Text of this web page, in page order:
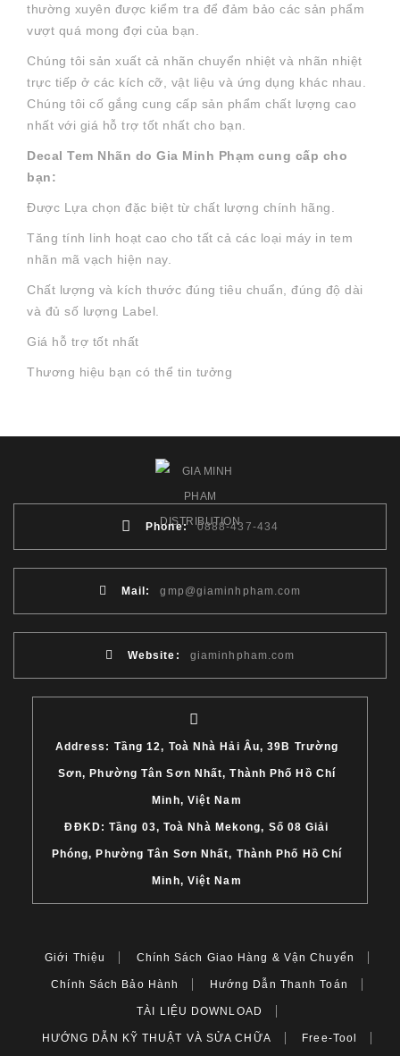
thường xuyên được kiểm tra để đảm bảo các sản phẩm
vượt quá mong đợi của bạn.
Chúng tôi sản xuất cả nhãn chuyển nhiệt và nhãn nhiệt
trực tiếp ở các kích cỡ, vật liệu và ứng dụng khác nhau.
Chúng tôi cố gắng cung cấp sản phẩm chất lượng cao
nhất với giá hỗ trợ tốt nhất cho bạn.
Decal Tem Nhãn do Gia Minh Phạm cung cấp cho
bạn:
Được Lựa chọn đặc biệt từ chất lượng chính hãng.
Tăng tính linh hoạt cao cho tất cả các loại máy in tem
nhãn mã vạch hiện nay.
Chất lượng và kích thước đúng tiêu chuẩn, đúng độ dài
và đủ số lượng Label.
Giá hỗ trợ tốt nhất
Thương hiệu bạn có thể tin tưởng
Phone: 0888-437-434
Mail: gmp@giaminhpham.com
Website: giaminhpham.com
Address: Tầng 12, Toà Nhà Hải Âu, 39B Trường
Sơn, Phường Tân Sơn Nhất, Thành Phố Hồ Chí
Minh, Việt Nam
ĐĐKD: Tầng 03, Toà Nhà Mekong, Số 08 Giải
Phóng, Phường Tân Sơn Nhất, Thành Phố Hồ Chí
Minh, Việt Nam
Giới Thiệu Chính Sách Giao Hàng & Vận Chuyển
Chính Sách Bảo Hành Hướng Dẫn Thanh Toán
TÀI LIỆU DOWNLOAD
HƯỚNG DẪN KỸ THUẬT VÀ SỬA CHỮA Free-Tool